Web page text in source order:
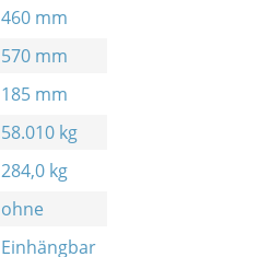
460 mm
570 mm
185 mm
58.010 kg
284,0 kg
ohne
Einhängbar